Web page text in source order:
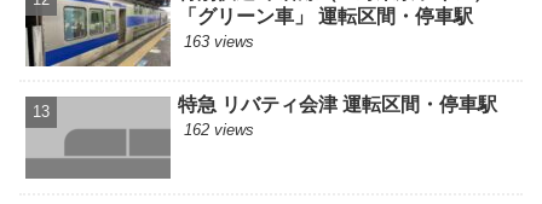
「グリーン車」 運転区間・停車駅
163 views
特急 リバティ会津 運転区間・停車駅
162 views